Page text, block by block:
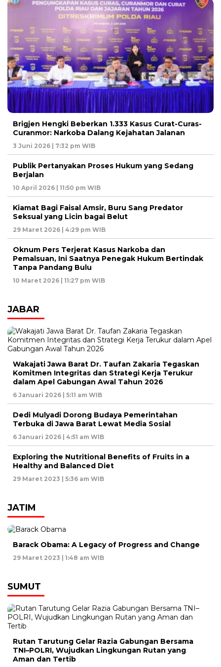
Brigjen Hengki Beberkan 1.333 Kasus Curat-Curas-
Curanmor: Narkoba Dalang Kejahatan Jalanan
3 Juni 2026 | 7:32 pm WIB
Publik Pertanyakan Proses Hukum yang Sedang
Berjalan
10 April 2026 | 11:50 pm WIB
Kiamat Bagi Faisal Amsir, Buru Sang Predator
Seksual yang Licin bagai Belut
29 Maret 2026 | 4:29 pm WIB
Oknum Pers Terjerat Kasus Narkoba dan
Pemalsuan, Ini Saatnya Penegak Hukum Bertindak
Tanpa Pandang Bulu
10 Maret 2026 | 11:27 pm WIB
JABAR
Wakajati Jawa Barat Dr. Taufan Zakaria Tegaskan
Komitmen Integritas dan Strategi Kerja Terukur
dalam Apel Gabungan Awal Tahun 2026
6 Januari 2026 | 5:11 am WIB
Dedi Mulyadi Dorong Budaya Pemerintahan
Terbuka di Jawa Barat Lewat Media Sosial
6 Januari 2026 | 4:51 am WIB
Exploring the Nutritional Benefits of Fruits in a
Healthy and Balanced Diet
29 Maret 2023 | 5:36 am WIB
JATIM
Barack Obama: A Legacy of Progress and Change
29 Maret 2023 | 1:48 am WIB
SUMUT
Rutan Tarutung Gelar Razia Gabungan Bersama
TNI–POLRI, Wujudkan Lingkungan Rutan yang
Aman dan Tertib